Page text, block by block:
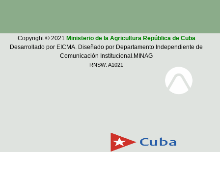
Copyright © 2021 Ministerio de la Agricultura República de Cuba
Desarrollado por EICMA. Diseñado por Departamento Independiente de
Comunicación Institucional.MINAG
RNSW: A1021